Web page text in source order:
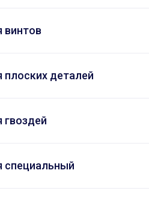
винтов
плоских деталей
гвоздей
специальный